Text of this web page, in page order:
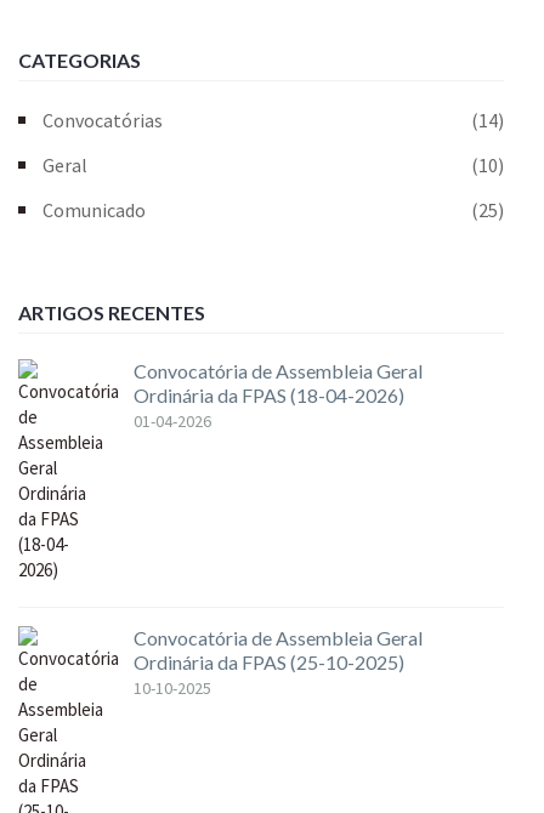
CATEGORIAS
Convocatórias
(14)
Geral
(10)
Comunicado
(25)
ARTIGOS RECENTES
Convocatória de Assembleia Geral
Ordinária da FPAS (18-04-2026)
01-04-2026
Convocatória de Assembleia Geral
Ordinária da FPAS (25-10-2025)
10-10-2025